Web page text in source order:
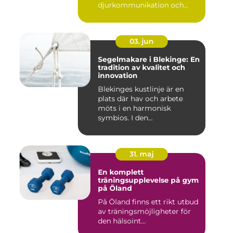
djurkommunikation och
03. jun
Segelmakare i Blekinge: En
tradition av kvalitet och
innovation
Blekinges kustlinje är en
plats där hav och arbete
möts i en harmonisk
symbios. I den...
31. maj
En komplett
träningsupplevelse på gym
på Öland
På Öland finns ett rikt utbud
av träningsmöjligheter för
den hälsoint...